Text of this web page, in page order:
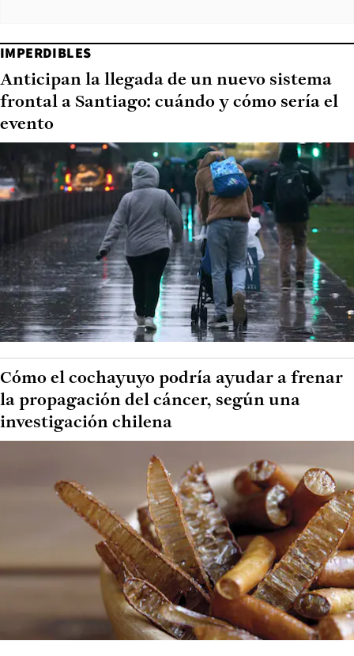
IMPERDIBLES
Anticipan la llegada de un nuevo sistema
frontal a Santiago: cuándo y cómo sería el
evento
Cómo el cochayuyo podría ayudar a frenar
la propagación del cáncer, según una
investigación chilena